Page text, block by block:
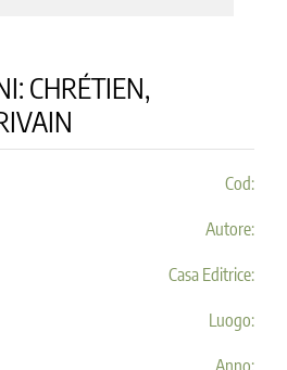
CHRÉTIEN,
Cod:
Autore:
Casa Editrice:
Luogo: